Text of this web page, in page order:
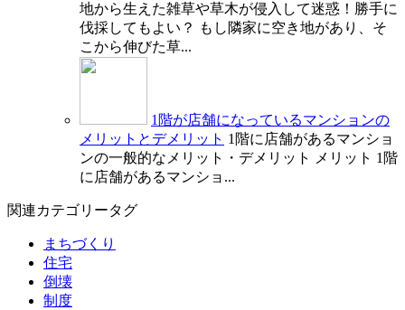
地から生えた雑草や草木が侵入して迷惑！勝手に
伐採してもよい？ もし隣家に空き地があり、そ
こから伸びた草...
1階が店舗になっているマンションの
メリットとデメリット 1階に店舗があるマンショ
ンの一般的なメリット・デメリット メリット 1階
に店舗があるマンショ...
関連カテゴリータグ
まちづくり
住宅
倒壊
制度